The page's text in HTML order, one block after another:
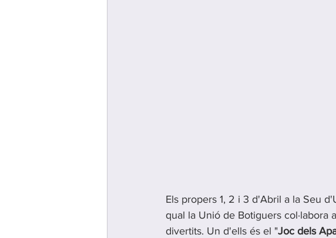
Els propers 1, 2 i 3 d'Abril a la Seu
qual la Unió de Botiguers
divertits. Un d'ells és el "Joc dels